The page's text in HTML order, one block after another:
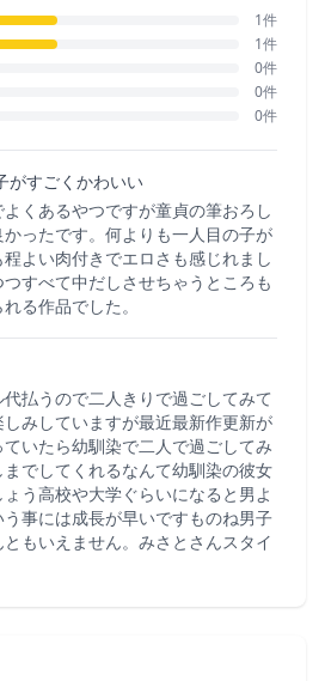
1件
1件
0件
0件
0件
がすごくかわいい
くあるやつですが童貞の筆おろし
ったです。何よりも一人目の子が
よい肉付きでエロさも感じれまし
すべて中だしさせちゃうところも
る作品でした。
払うので二人きりで過ごしてみて
みしていますが最近最新作更新が
いたら幼馴染で二人で過ごしてみ
でしてくれるなんて幼馴染の彼女
う高校や大学ぐらいになると男よ
事には成長が早いですものね男子
もいえません。みさとさんスタイ